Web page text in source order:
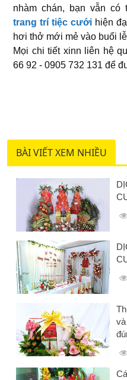
nhàm chán, bạn vẫn
trang trí tiệc cướihiện
hơi thở mới mẻ vào buổi
Mọi chi tiết xinn liên hệ
66 92 - 0905 732 131 để
BÀI VIẾT XEM NHIỀU